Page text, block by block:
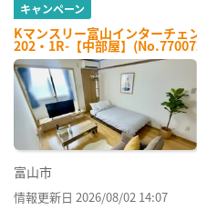
キャンペーン
Kマンスリー富山インターチェ
202・1R-【中部屋】
富山市
情報更新日 2026/08/02 14:07